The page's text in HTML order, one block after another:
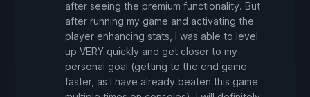
after seeing the premium functionality. But
after running my game and activating the
player enhancing stats, I was able to level
up VERY quickly and get closer to my
personal goal (getting to the end game
faster, as I have already beaten this game